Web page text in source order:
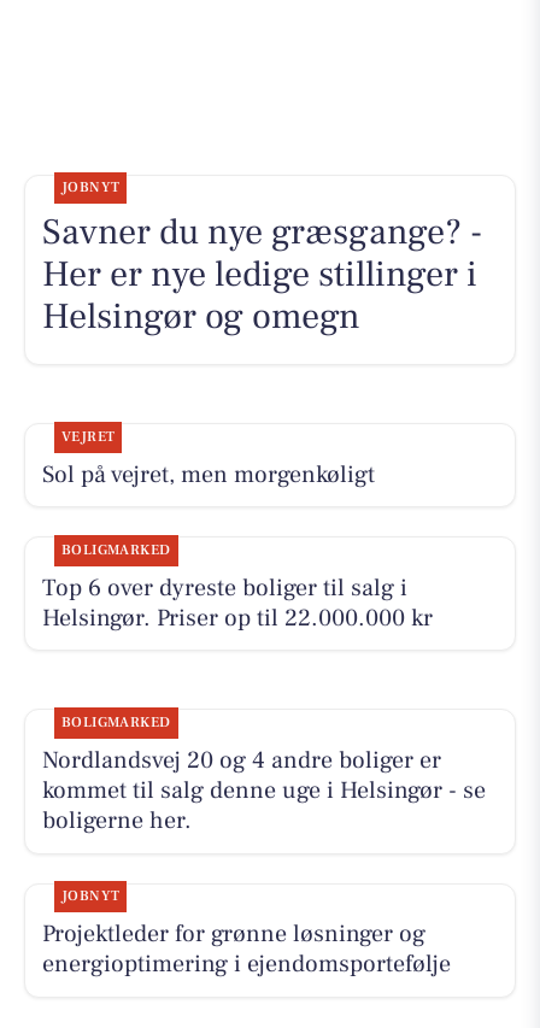
JOBNYT
Savner du nye græsgange? -
Her er nye ledige stillinger i
Helsingør og omegn
VEJRET
Sol på vejret, men morgenkøligt
BOLIGMARKED
Top 6 over dyreste boliger til salg i
Helsingør. Priser op til 22.000.000 kr
BOLIGMARKED
Nordlandsvej 20 og 4 andre boliger er
kommet til salg denne uge i Helsingør - se
boligerne her.
JOBNYT
Projektleder for grønne løsninger og
energioptimering i ejendomsportefølje